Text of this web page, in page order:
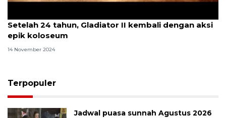
Setelah 24 tahun, Gladiator II kembali dengan aksi
epik koloseum
14 November 2024
Terpopuler
Jadwal puasa sunnah Agustus 2026